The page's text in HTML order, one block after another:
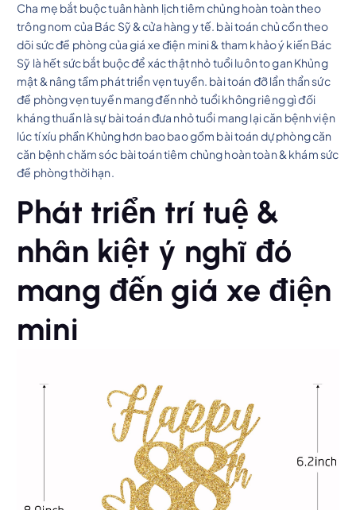
Cha mẹ bắt buộc tuân hành lịch tiêm chủng hoàn toàn theo
trông nom của Bác Sỹ & cửa hàng y tế. bài toán chủ cồn theo
dõi sức đề phòng của giá xe điện mini & tham khảo ý kiến Bác
Sỹ là hết sức bắt buộc để xác thật nhỏ tuổi luôn to gan Khủng
mật & nâng tầm phát triển vẹn tuyền. bài toán đỡ lẩn thẩn sức
đề phòng vẹn tuyền mang đến nhỏ tuổi không riêng gì đối
kháng thuần là sự bài toán đưa nhỏ tuổi mang lại căn bệnh viện
lúc tí xíu phần Khủng hơn bao bao gồm bài toán dự phòng căn
căn bệnh chăm sóc bài toán tiêm chủng hoàn toàn & khám sức
đề phòng thời hạn.
Phát triển trí tuệ &
nhân kiệt ý nghĩ đó
mang đến giá xe điện
mini